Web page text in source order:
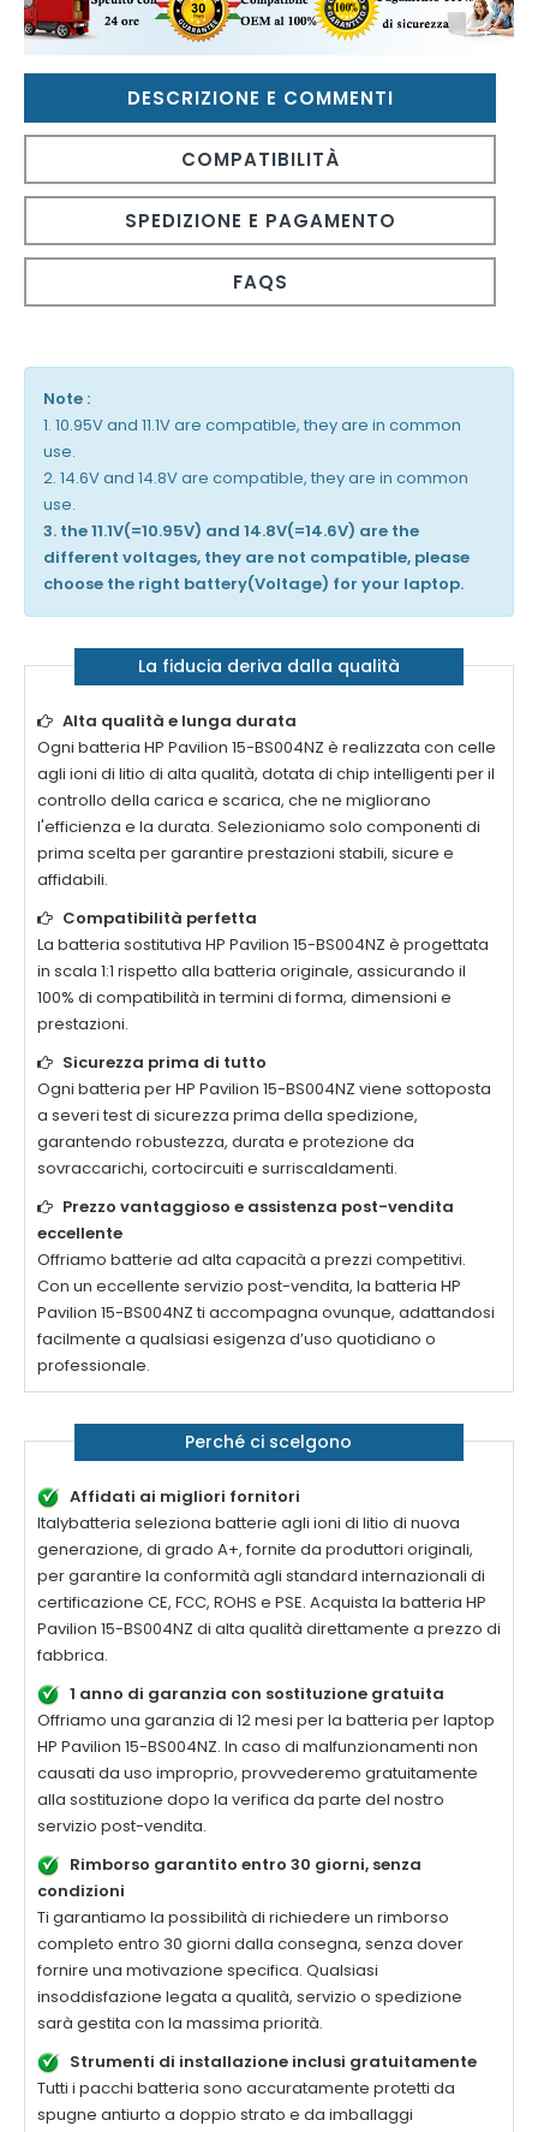
DESCRIZIONE E COMMENTI
COMPATIBILITÀ
SPEDIZIONE E PAGAMENTO
FAQS
Note :
1. 10.95V and 11.1V are compatible, they are in common
use.
2. 14.6V and 14.8V are compatible, they are in common
use.
3. the 11.1V(=10.95V) and 14.8V(=14.6V) are the
different voltages, they are not compatible, please
choose the right battery(Voltage) for your laptop.
La fiducia deriva dalla qualità
Alta qualità e lunga durata
Ogni batteria HP Pavilion 15-BS004NZ è realizzata con celle
agli ioni di litio di alta qualità, dotata di chip intelligenti per il
controllo della carica e scarica, che ne migliorano
l'efficienza e la durata. Selezioniamo solo componenti di
prima scelta per garantire prestazioni stabili, sicure e
affidabili.
Compatibilità perfetta
La batteria sostitutiva HP Pavilion 15-BS004NZ è progettata
in scala 1:1 rispetto alla batteria originale, assicurando il
100% di compatibilità in termini di forma, dimensioni e
prestazioni.
Sicurezza prima di tutto
Ogni batteria per HP Pavilion 15-BS004NZ viene sottoposta
a severi test di sicurezza prima della spedizione,
garantendo robustezza, durata e protezione da
sovraccarichi, cortocircuiti e surriscaldamenti.
Prezzo vantaggioso e assistenza post-vendita
eccellente
Offriamo batterie ad alta capacità a prezzi competitivi.
Con un eccellente servizio post-vendita, la batteria HP
Pavilion 15-BS004NZ ti accompagna ovunque, adattandosi
facilmente a qualsiasi esigenza d’uso quotidiano o
professionale.
Perché ci scelgono
Affidati ai migliori fornitori
Italybatteria seleziona batterie agli ioni di litio di nuova
generazione, di grado A+, fornite da produttori originali,
per garantire la conformità agli standard internazionali di
certificazione CE, FCC, ROHS e PSE. Acquista la batteria HP
Pavilion 15-BS004NZ di alta qualità direttamente a prezzo di
fabbrica.
1 anno di garanzia con sostituzione gratuita
Offriamo una garanzia di 12 mesi per la batteria per laptop
HP Pavilion 15-BS004NZ. In caso di malfunzionamenti non
causati da uso improprio, provvederemo gratuitamente
alla sostituzione dopo la verifica da parte del nostro
servizio post-vendita.
Rimborso garantito entro 30 giorni, senza
condizioni
Ti garantiamo la possibilità di richiedere un rimborso
completo entro 30 giorni dalla consegna, senza dover
fornire una motivazione specifica. Qualsiasi
insoddisfazione legata a qualità, servizio o spedizione
sarà gestita con la massima priorità.
Strumenti di installazione inclusi gratuitamente
Tutti i pacchi batteria sono accuratamente protetti da
spugne antiurto a doppio strato e da imballaggi